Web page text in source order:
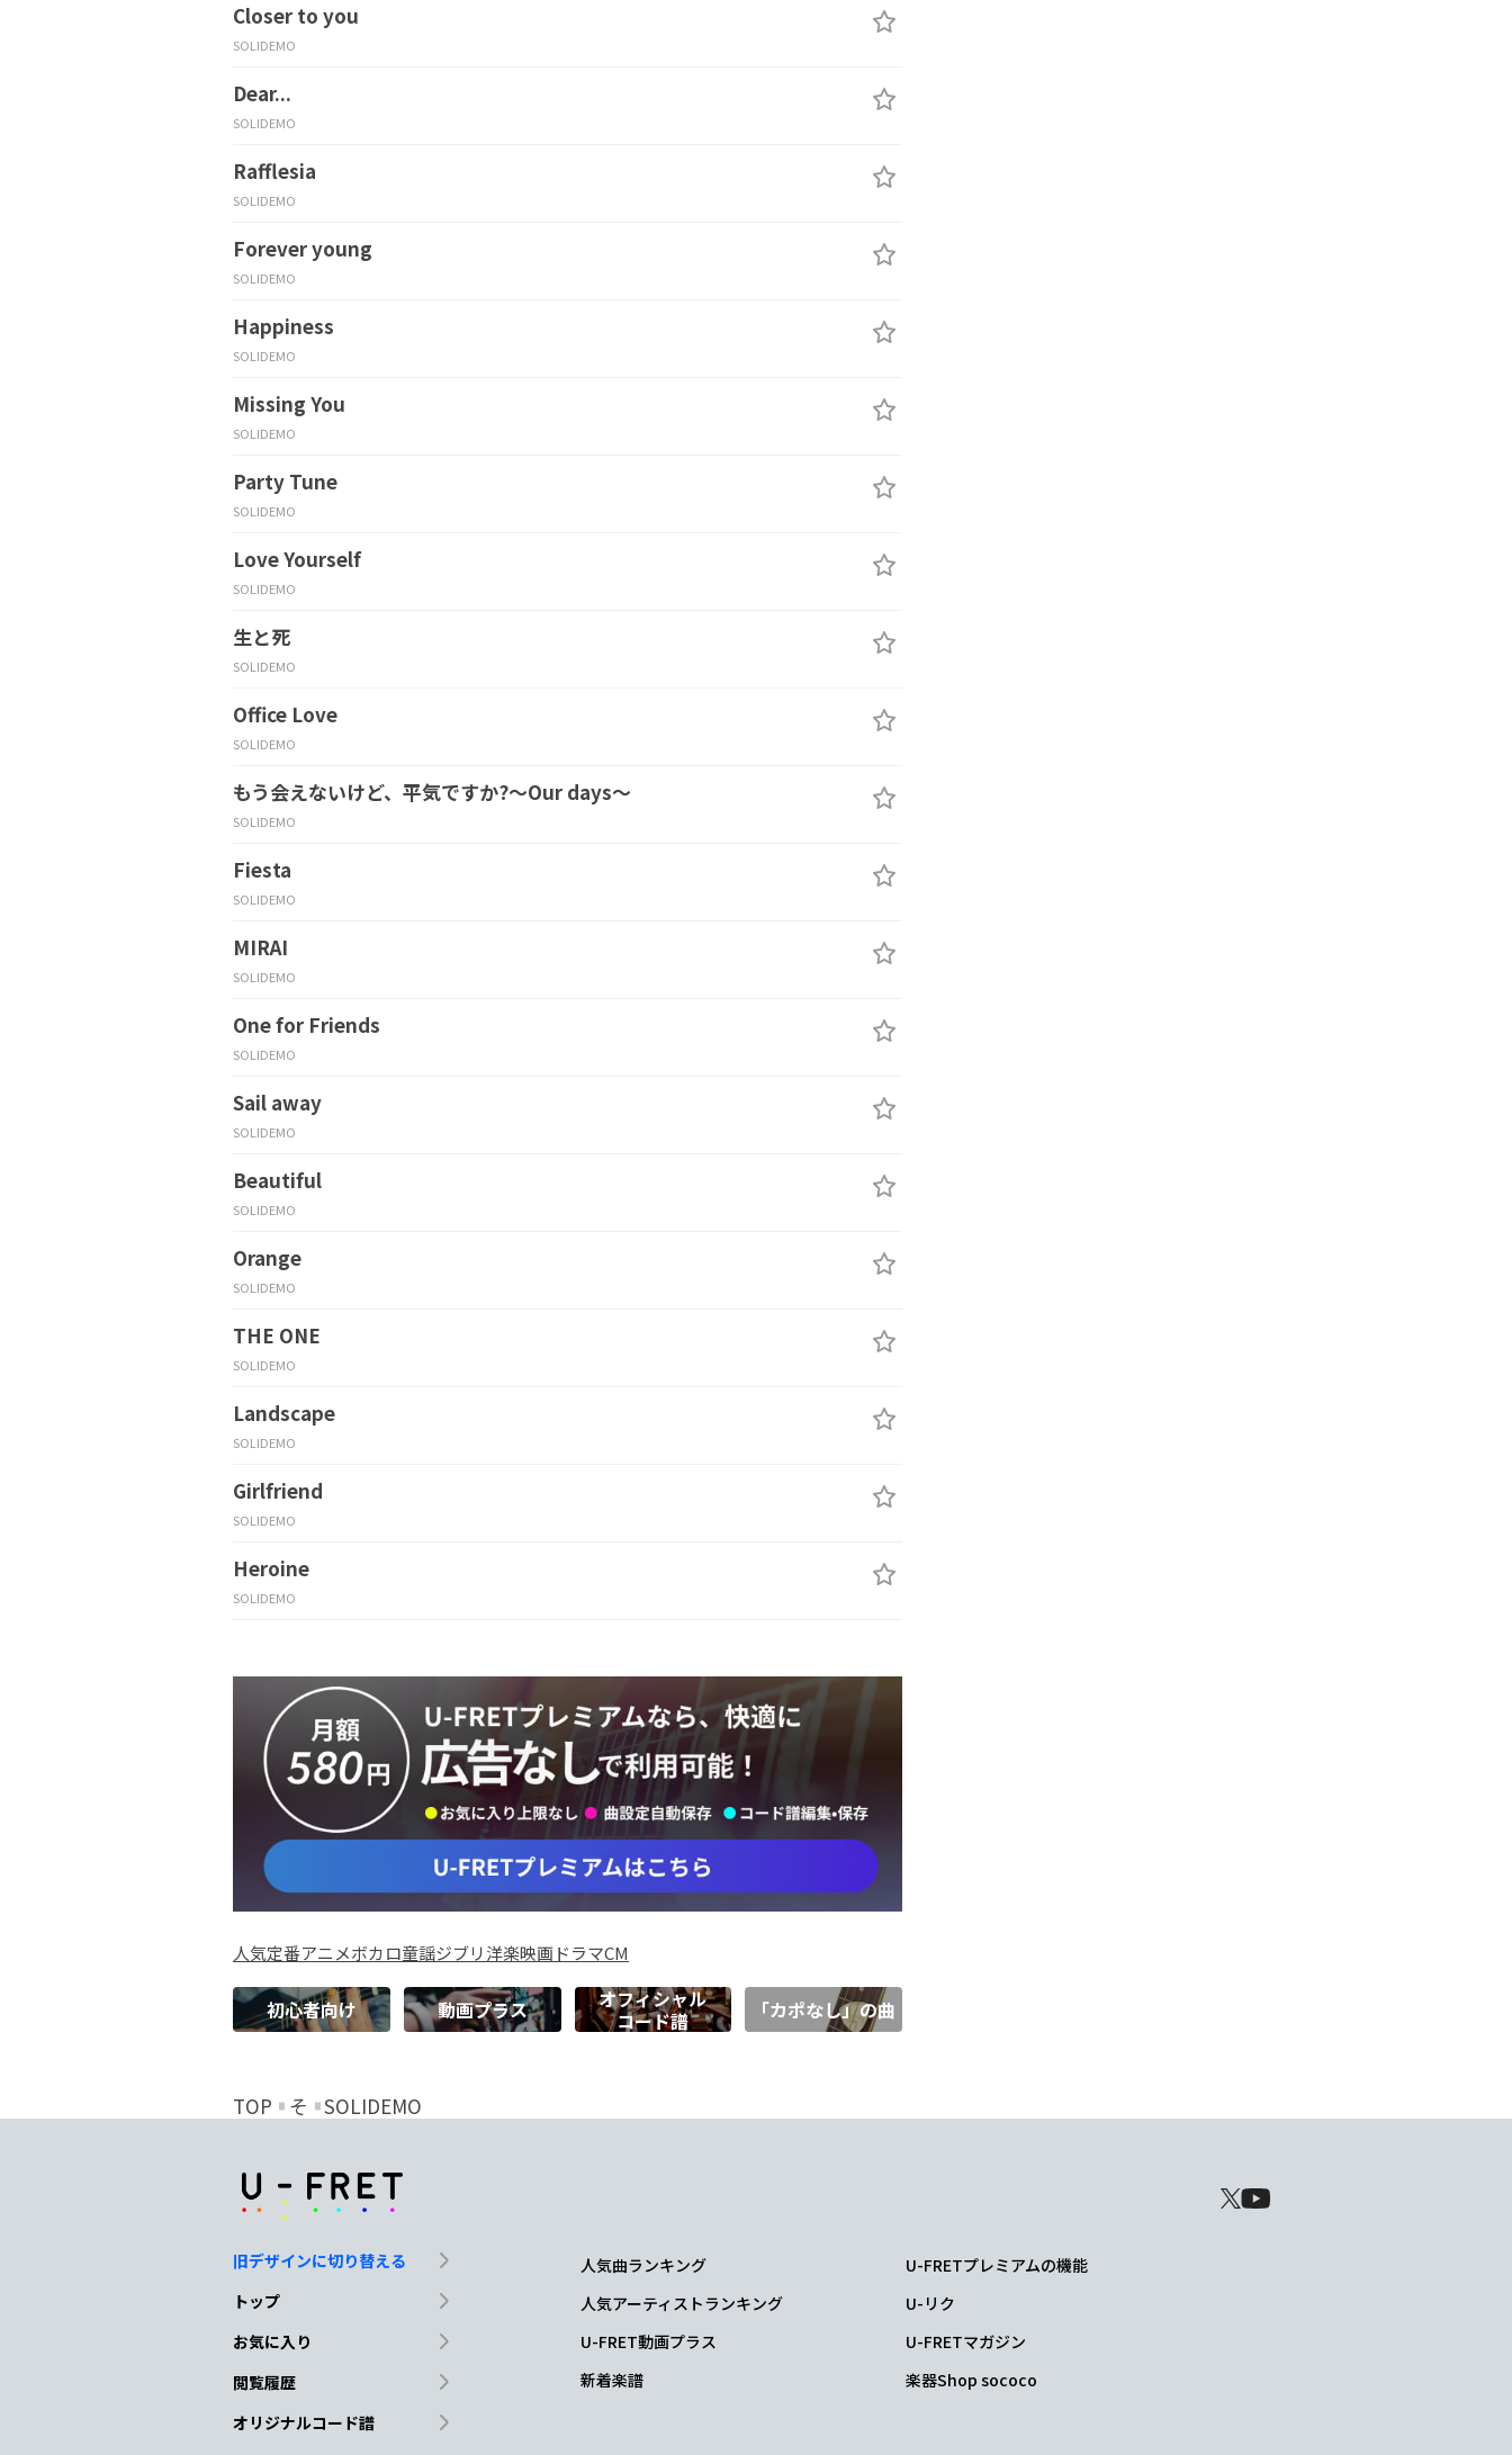
Closer to you
SOLIDEMO
Dear...
SOLIDEMO
Rafflesia
SOLIDEMO
Forever young
SOLIDEMO
Happiness
SOLIDEMO
Missing You
SOLIDEMO
Party Tune
SOLIDEMO
Love Yourself
SOLIDEMO
生と死
SOLIDEMO
Office Love
SOLIDEMO
もう会えないけど、平気ですか?～Our days～
SOLIDEMO
Fiesta
SOLIDEMO
MIRAI
SOLIDEMO
One for Friends
SOLIDEMO
Sail away
SOLIDEMO
Beautiful
SOLIDEMO
Orange
SOLIDEMO
THE ONE
SOLIDEMO
Landscape
SOLIDEMO
Girlfriend
SOLIDEMO
Heroine
SOLIDEMO
人気定番アニメボカロ童謡ジブリ洋楽映画ドラマCM
初心者向け 動画プラス
オフィシャル
コード譜
「カポなし」の曲
TOP そ SOLIDEMO
旧デザインに切り替える
トップ
お気に入り
閲覧履歴
オリジナルコード譜
人気曲ランキング
人気アーティストランキング
U-FRET動画プラス
新着楽譜
U-FRETプレミアムの機能
U-リク
U-FRETマガジン
楽器Shop sococo